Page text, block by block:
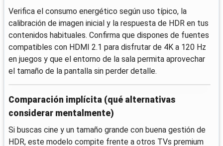
Verifica el consumo energético según uso típico, la
calibración de imagen inicial y la respuesta de HDR en tus
contenidos habituales. Confirma que dispones de fuentes
compatibles con HDMI 2.1 para disfrutar de 4K a 120 Hz
en juegos y que el entorno de la sala permita aprovechar
el tamaño de la pantalla sin perder detalle.
Comparación implícita (qué alternativas
considerar mentalmente)
Si buscas cine y un tamaño grande con buena gestión de
HDR, este modelo compite frente a otros TVs premium